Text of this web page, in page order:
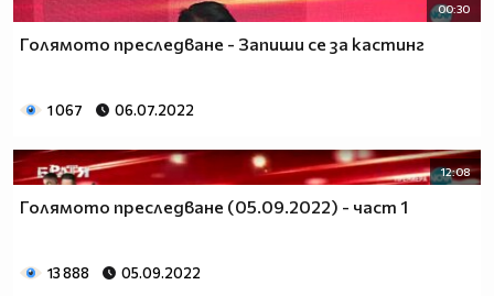
00:30
Голямото преследване - Запиши се за кастинг
1 067 06.07.2022
12:08
Голямото преследване (05.09.2022) - част 1
13 888 05.09.2022